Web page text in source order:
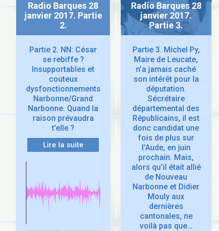
Radio Barques 28
janvier 2017. Partie
2.
Partie 2. NN: César
se rebiffe ?
Insupportables et
couteux
dysfonctionnements
Narbonne/Grand
Narbonne. Quand la
raison prévaudra
t’elle ?
Lire la suite
Radio Barques 28
janvier 2017.
Partie 3.
Partie 3. Michel Py,
Maire de Leucate,
n’a jamais caché
son intérêt pour la
députation.
Sécrétaire
départemental des
Républicains, il est
donc candidat une
fois de plus sur
l’Aude, en juin
prochain. Mais,
alors qu’il était allié
de Nouveau
Narbonne et Didier
Mouly aux
dernières
cantonales, ne
voilà pas que…